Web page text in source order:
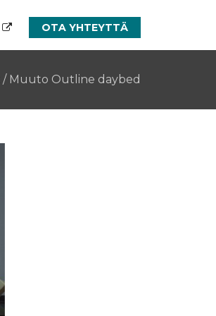
OTA YHTEYTTÄ
/ Muuto Outline daybed